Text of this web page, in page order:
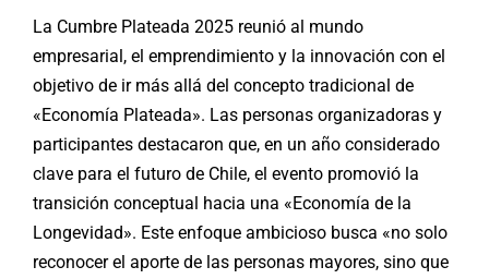
La Cumbre Plateada 2025 reunió al mundo
empresarial, el emprendimiento y la innovación con el
objetivo de ir más allá del concepto tradicional de
«Economía Plateada». Las personas organizadoras y
participantes destacaron que, en un año considerado
clave para el futuro de Chile, el evento promovió la
transición conceptual hacia una «Economía de la
Longevidad». Este enfoque ambicioso busca «no solo
reconocer el aporte de las personas mayores, sino que